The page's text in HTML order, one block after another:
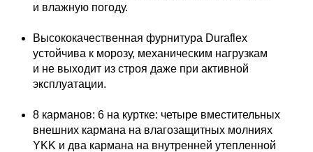
и влажную погоду.
Высококачественная фурнитура Duraflex
устойчива к морозу, механическим нагрузкам
и не выходит из строя даже при активной
эксплуатации.
8 карманов: 6 на куртке: четыре вместительных
внешних кармана на влагозащитных молниях
YKK и два кармана на внутренней утепленной